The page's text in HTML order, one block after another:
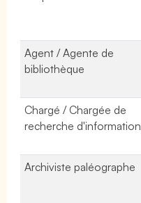
Agent / Agente de
bibliothèque
Chargé / Chargée de
recherche d'information
Archiviste paléographe